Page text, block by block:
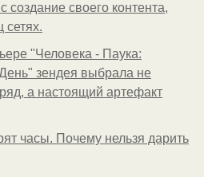
создание своего контента,
сетях.
"Человека - Паука:
зендея выбрала не
а настоящий артефакт
часы. Почему нельзя дарить